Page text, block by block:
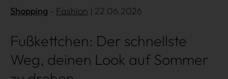
Shopping Fashion | 22.06.2026
Fußkettchen: Der schnellste
Weg, deinen Look auf Sommer